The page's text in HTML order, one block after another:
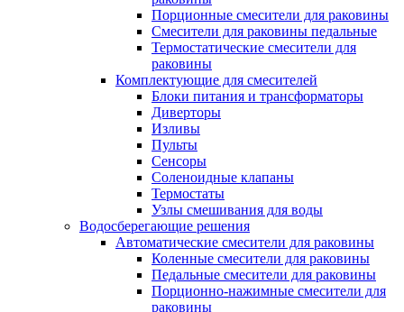
Порционные смесители для раковины
Смесители для раковины педальные
Термостатические смесители для
раковины
Комплектующие для смесителей
Блоки питания и трансформаторы
Диверторы
Изливы
Пульты
Сенсоры
Соленоидные клапаны
Термостаты
Узлы смешивания для воды
Водосберегающие решения
Автоматические смесители для раковины
Коленные смесители для раковины
Педальные смесители для раковины
Порционно-нажимные смесители для
раковины